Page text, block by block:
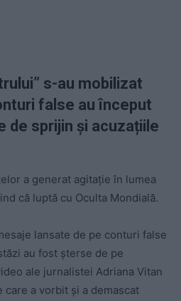
s-au mobilizat
false au început
de sprijin și acuzațiile
a generat agitație în lumea
că luptă cu Oculta Mondială.
lansate de pe conturi false
au fost șterse de pe
ale jurnalistei Adriana Vitan
a vorbit și a demascat